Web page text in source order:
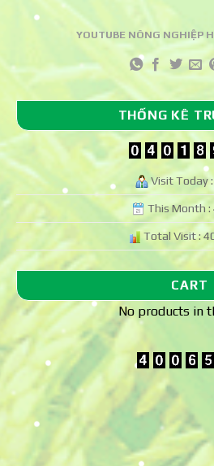
YOUTUBE NÔNG NGHIỆP
THỐNG KÊ
Visit Today
This Month :
Total Visit :
CART
No products in